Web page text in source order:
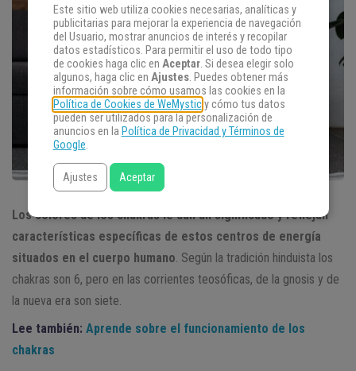
Los colores de los chakras le dan un significado y reflejan
características específicas de estos centros de energía
situados en el cuerpo humano . Según la tradición hinduista los
chakras son 6, pero en las corrientes teosóficas, de la gnosis y de
la nueva era son siete.
Lee también: Aprende sobre el funcionamiento de los
chakras
Este sitio web utiliza cookies necesarias, analíticas y
publicitarias para mejorar la experiencia de navegación
del Usuario, mostrar anuncios de interés y recopilar
datos estadísticos. Para permitir el uso de todo tipo
de cookies haga clic en Aceptar. Si desea elegir solo
algunos, haga clic en Ajustes. Puedes obtener más
información sobre cómo usamos las cookies en la
Política de Cookies de WeMysticy cómo tus datos
pueden ser utilizados para la personalización de
anuncios en la Política de Privacidad y Términos de
Google.
Ajustes Aceptar